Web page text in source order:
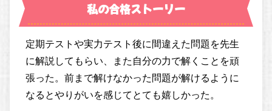
私の合格ストーリー
定期テストや実力テスト後に間違えた問題を先生
に解説してもらい、また自分の力で解くことを頑
張った。前まで解けなかった問題が解けるように
なるとやりがいを感じてとても嬉しかった。